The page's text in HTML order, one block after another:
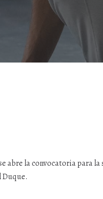
abre la convocatoria para
Duque.